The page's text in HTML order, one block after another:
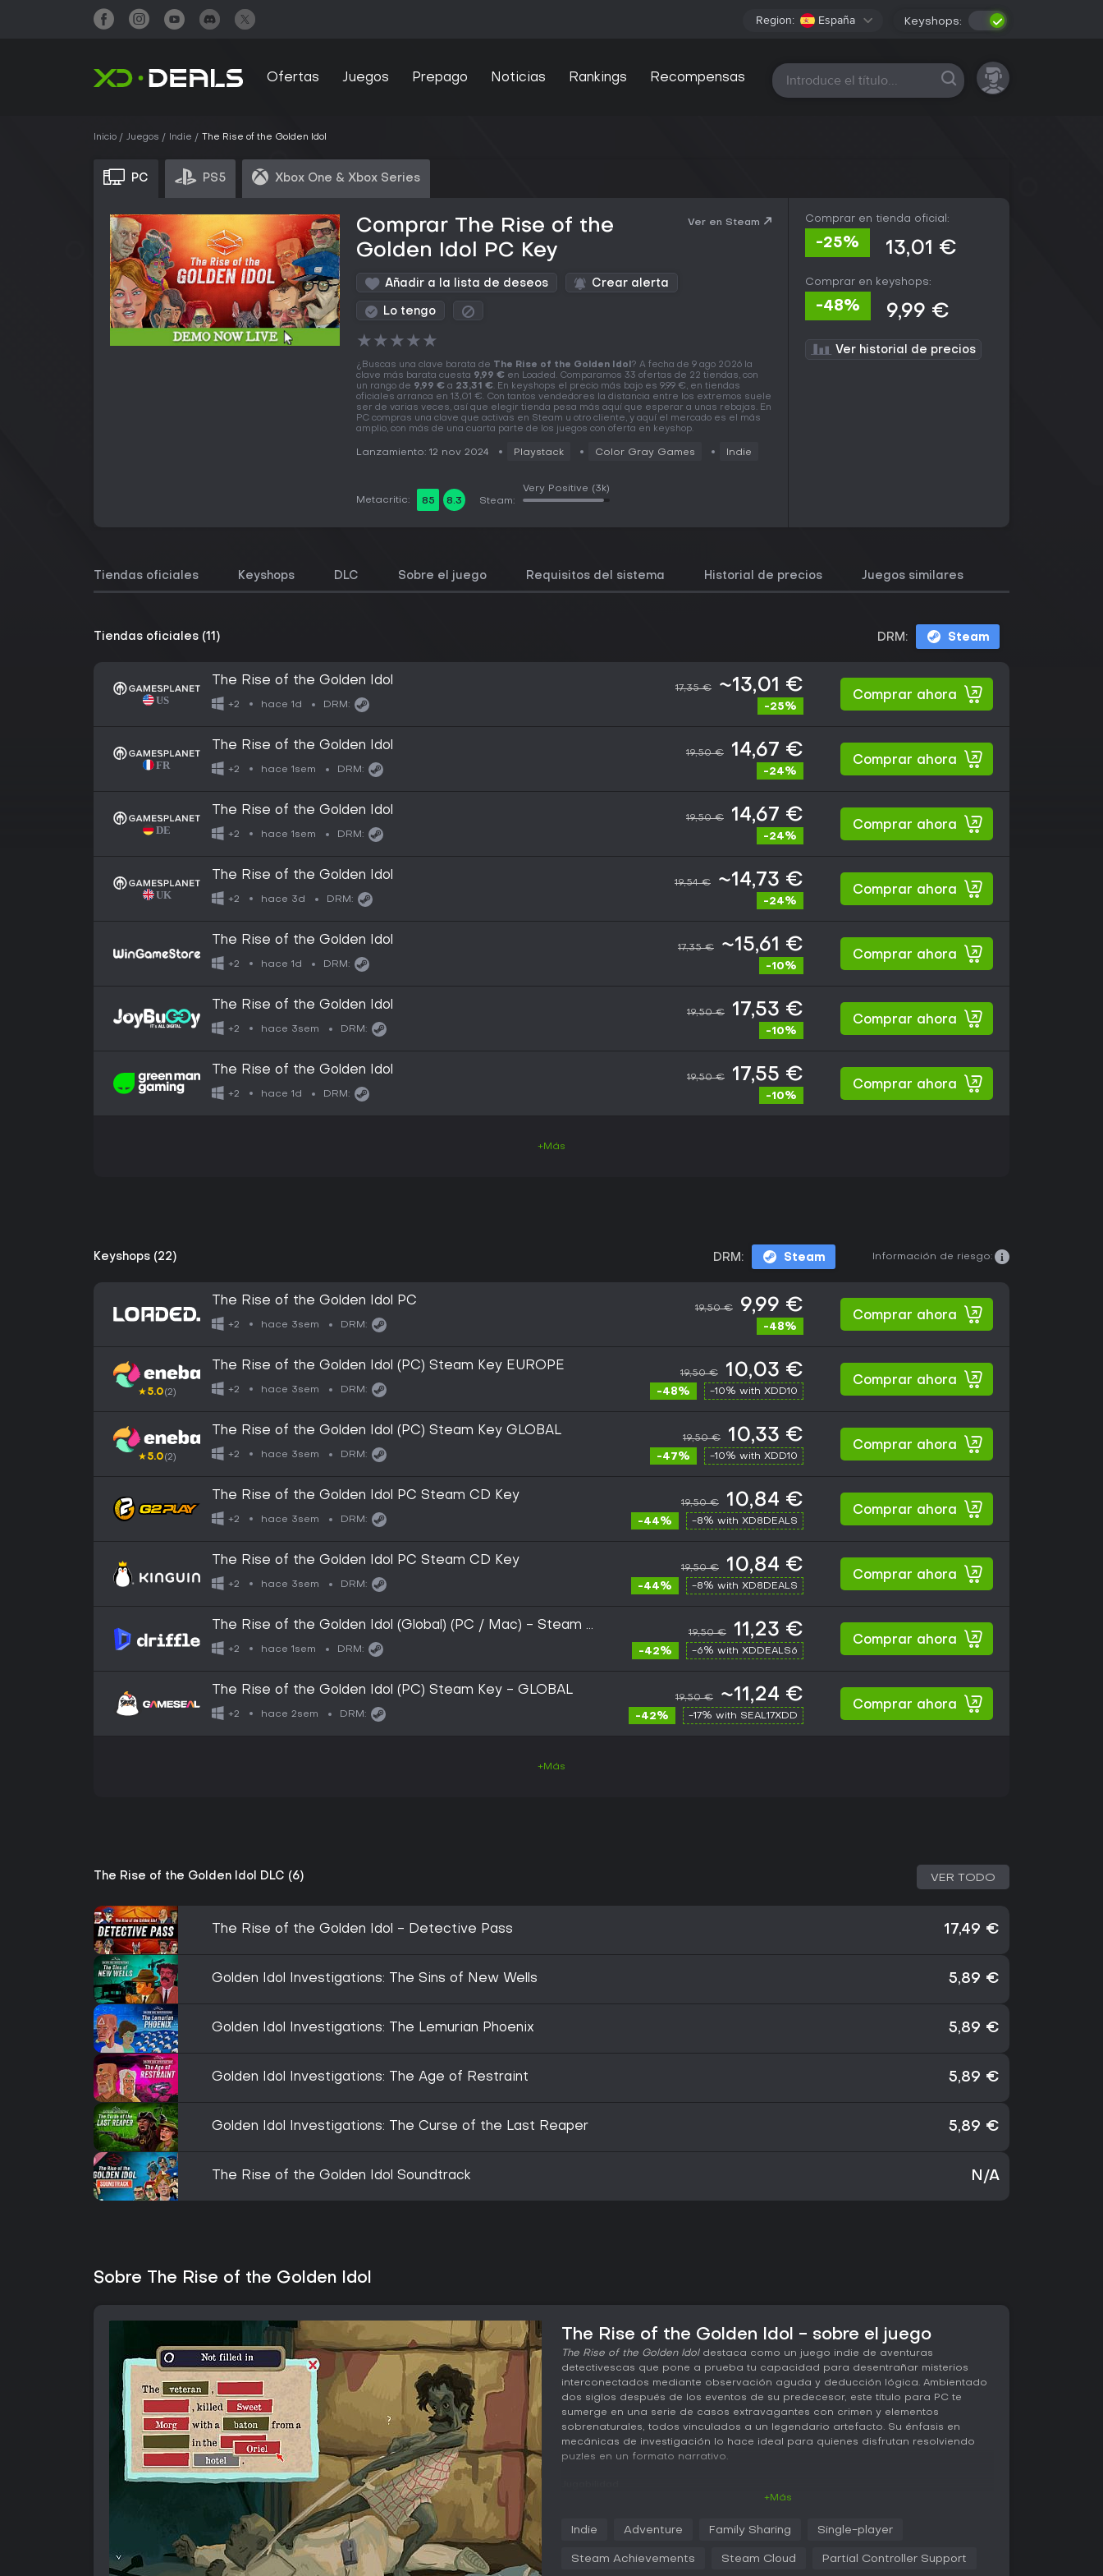
Region: España Keyshops:
Ofertas Juegos Prepago Noticias Rankings Recompensas Todas las plataformas
Inicio Juegos Indie The Rise of the Golden Idol
PC PS5 Xbox One & Xbox Series
Comprar The Rise of the
Golden Idol PC Key
Ver en Steam
Añadir a la lista de deseos Crear alerta
Lo tengo
★★★★★
¿Buscas una clave barata de The Rise of the Golden Idol ? A fecha de 9 ago 2026 la
clave más barata cuesta 9,99 € en Loaded. Comparamos 33 ofertas de 22 tiendas, con
un rango de 9,99 € a 23,31 €. En keyshops el precio más bajo es 9,99 €, en tiendas
oficiales arranca en 13,01 €. Con tantos vendedores la distancia entre los extremos suele
ser de varias veces, así que elegir tienda pesa más aquí que esperar a unas rebajas. En
PC compras una clave que activas en Steam u otro cliente, y aquí el mercado es el más
amplio, con más de una cuarta parte de los juegos con oferta en keyshop.
Lanzamiento: 12 nov 2024 Playstack Color Gray Games Indie
Metacritic: 85 8.3 Steam:
Very Positive (3k)
Comprar en tienda oficial:
-25% 13,01 €
Comprar en keyshops:
-48% 9,99 €
Ver historial de precios
Tiendas oficiales Keyshops DLC Sobre el juego Requisitos del sistema Historial de precios Juegos similares
Tiendas oficiales (11) DRM: Steam
The Rise of the Golden Idol
+2 hace 1d DRM:
17,35 € ~13,01 €
-25%
Comprar ahora
The Rise of the Golden Idol
+2 hace 1sem DRM:
19,50 € 14,67 €
-24%
Comprar ahora
The Rise of the Golden Idol
+2 hace 1sem DRM:
19,50 € 14,67 €
-24%
Comprar ahora
The Rise of the Golden Idol
+2 hace 3d DRM:
19,54 € ~14,73 €
-24%
Comprar ahora
The Rise of the Golden Idol
+2 hace 1d DRM:
17,35 € ~15,61 €
-10%
Comprar ahora
The Rise of the Golden Idol
+2 hace 3sem DRM:
19,50 € 17,53 €
-10%
Comprar ahora
The Rise of the Golden Idol
+2 hace 1d DRM:
19,50 € 17,55 €
-10%
Comprar ahora
+Más
Keyshops (22) DRM: Steam Información de riesgo:
The Rise of the Golden Idol PC
+2 hace 3sem DRM:
19,50 € 9,99 €
-48%
Comprar ahora
★5.0(2)
The Rise of the Golden Idol (PC) Steam Key EUROPE
+2 hace 3sem DRM:
19,50 € 10,03 €
-48% -10% with XDD10
Comprar ahora
★5.0(2)
The Rise of the Golden Idol (PC) Steam Key GLOBAL
+2 hace 3sem DRM:
19,50 € 10,33 €
-47% -10% with XDD10
Comprar ahora
The Rise of the Golden Idol PC Steam CD Key
+2 hace 3sem DRM:
19,50 € 10,84 €
-44% -8% with XD8DEALS
Comprar ahora
The Rise of the Golden Idol PC Steam CD Key
+2 hace 3sem DRM:
19,50 € 10,84 €
-44% -8% with XD8DEALS
Comprar ahora
The Rise of the Golden Idol (Global) (PC / Mac) - Steam -
Digital Key
+2 hace 1sem DRM:
19,50 € 11,23 €
-42% -6% with XDDEALS6
Comprar ahora
The Rise of the Golden Idol (PC) Steam Key - GLOBAL
+2 hace 2sem DRM:
19,50 € ~11,24 €
-42% -17% with SEAL17XDD
Comprar ahora
+Más
The Rise of the Golden Idol DLC (6) VER TODO
The Rise of the Golden Idol - Detective Pass 17,49 €
Golden Idol Investigations: The Sins of New Wells 5,89 €
Golden Idol Investigations: The Lemurian Phoenix 5,89 €
Golden Idol Investigations: The Age of Restraint 5,89 €
Golden Idol Investigations: The Curse of the Last Reaper 5,89 €
The Rise of the Golden Idol Soundtrack N/A
Sobre The Rise of the Golden Idol
The Rise of the Golden Idol - sobre el juego
The Rise of the Golden Idoldestaca como un juego indie de aventuras
detectivescas que pone a prueba tu capacidad para desentrañar misterios
interconectados mediante observación aguda y deducción lógica. Ambientado
dos siglos después de los eventos de su predecesor, este título para PC te
sumerge en una serie de casos extravagantes con crimen y elementos
sobrenaturales, todos vinculados a un legendario artefacto. Su énfasis en
mecánicas de investigación lo hace ideal para quienes disfrutan resolviendo
puzles en un formato narrativo.
en elementos de cada escenario para obtener términos clave como nombres,
la secuencia de eventos. Este sistema prioriza el razonamiento deductivo,
+Más
Indie Adventure Family Sharing Single-player
Steam Achievements Steam Cloud Partial Controller Support